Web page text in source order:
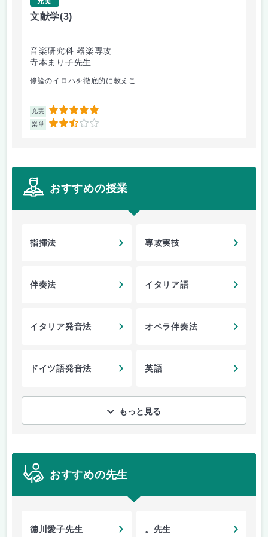
文献学(3)
音楽研究科 器楽専攻
寺本まり子先生
修論のイロハを徹底的に教えこ...
充実 5
楽単 2.5
おすすめの授業
指揮法 専攻実技
伴奏法 イタリア語
イタリア発音法 オペラ伴奏法
ドイツ語発音法 英語
もっと見る
おすすめの先生
徳川愛子先生 。先生